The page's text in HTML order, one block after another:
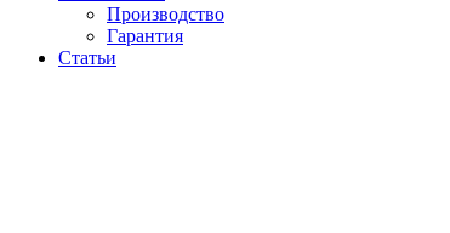
Производство
Гарантия
Статьи